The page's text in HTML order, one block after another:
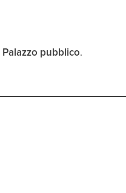
Palazzo pubblico.